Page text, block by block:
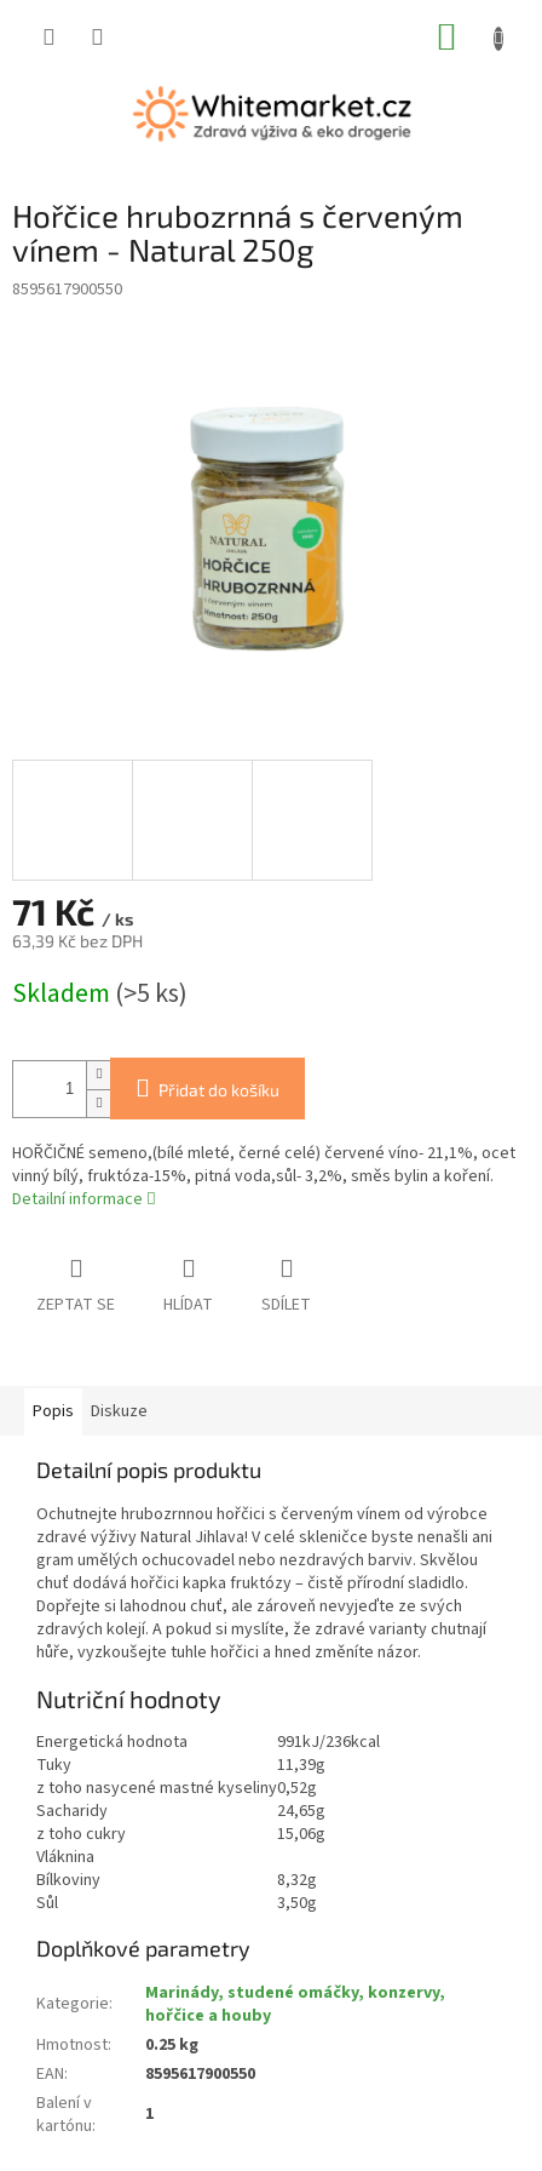
Hořčice hrubozrnná s červeným
vínem - Natural 250g
8595617900550
71 Kč / ks
63,39 Kč bez DPH
cena:
Skladem (>5 ks)
Přidat do košíku
HOŘČIČNÉ semeno,(bílé mleté, černé celé) červené víno- 21,1%, ocet
vinný bílý, fruktóza-15%, pitná voda,sůl- 3,2%, směs bylin a koření.
Detailní informace
ZEPTAT SE HLÍDAT SDÍLET
Popis Diskuze
Detailní popis produktu
Ochutnejte hrubozrnnou hořčici s červeným vínem od výrobce
zdravé výživy Natural Jihlava! V celé skleničce byste nenašli ani
gram umělých ochucovadel nebo nezdravých barviv. Skvělou
chuť dodává hořčici kapka fruktózy – čistě přírodní sladidlo.
Dopřejte si lahodnou chuť, ale zároveň nevyjeďte ze svých
zdravých kolejí. A pokud si myslíte, že zdravé varianty chutnají
hůře, vyzkoušejte tuhle hořčici a hned změníte názor.
Nutriční hodnoty
Energetická hodnota
991kJ/236kcal
Tuky
11,39g
z toho nasycené mastné kyseliny0,52g
Sacharidy
24,65g
z toho cukry
15,06g
Vláknina
Bílkoviny
8,32g
Sůl
3,50g
Doplňkové parametry
Kategorie:
Marinády, studené omáčky, konzervy,
hořčice a houby
Hmotnost:
0.25 kg
EAN:
8595617900550
Balení v
kartónu: 1